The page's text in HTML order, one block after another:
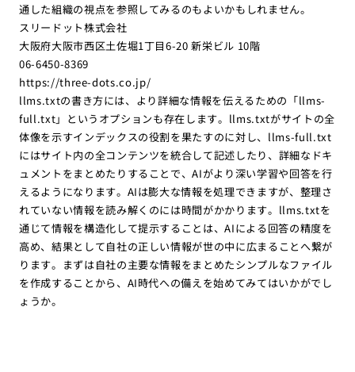
通した組織の視点を参照してみるのもよいかもしれません。
スリードット株式会社
大阪府大阪市西区土佐堀1丁目6-20 新栄ビル 10階
06-6450-8369
https://three-dots.co.jp/
llms.txtの書き方には、より詳細な情報を伝えるための「llms-
full.txt」というオプションも存在します。llms.txtがサイトの全
体像を示すインデックスの役割を果たすのに対し、llms-full.txt
にはサイト内の全コンテンツを統合して記述したり、詳細なドキ
ュメントをまとめたりすることで、AIがより深い学習や回答を行
えるようになります。AIは膨大な情報を処理できますが、整理さ
れていない情報を読み解くのには時間がかかります。llms.txtを
通じて情報を構造化して提示することは、AIによる回答の精度を
高め、結果として自社の正しい情報が世の中に広まることへ繋が
ります。まずは自社の主要な情報をまとめたシンプルなファイル
を作成することから、AI時代への備えを始めてみてはいかがでし
ょうか。